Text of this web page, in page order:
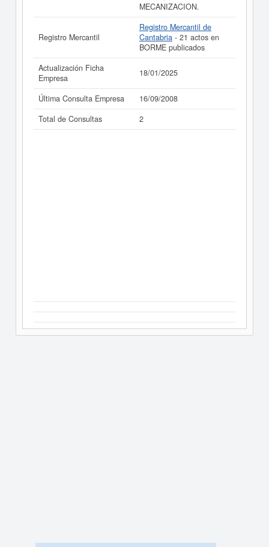
MECANIZACION.
Registro Mercantil
Registro Mercantil de
Cantabria - 21 actos en
BORME publicados
Actualización Ficha
Empresa
18/01/2025
Última Consulta Empresa
16/09/2008
Total de Consultas
2